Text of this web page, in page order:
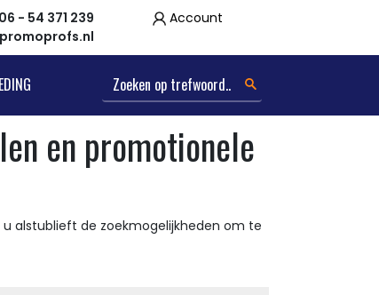
06 - 54 371 239
Account
en promotionele
alstublieft de zoekmogelijkheden om te